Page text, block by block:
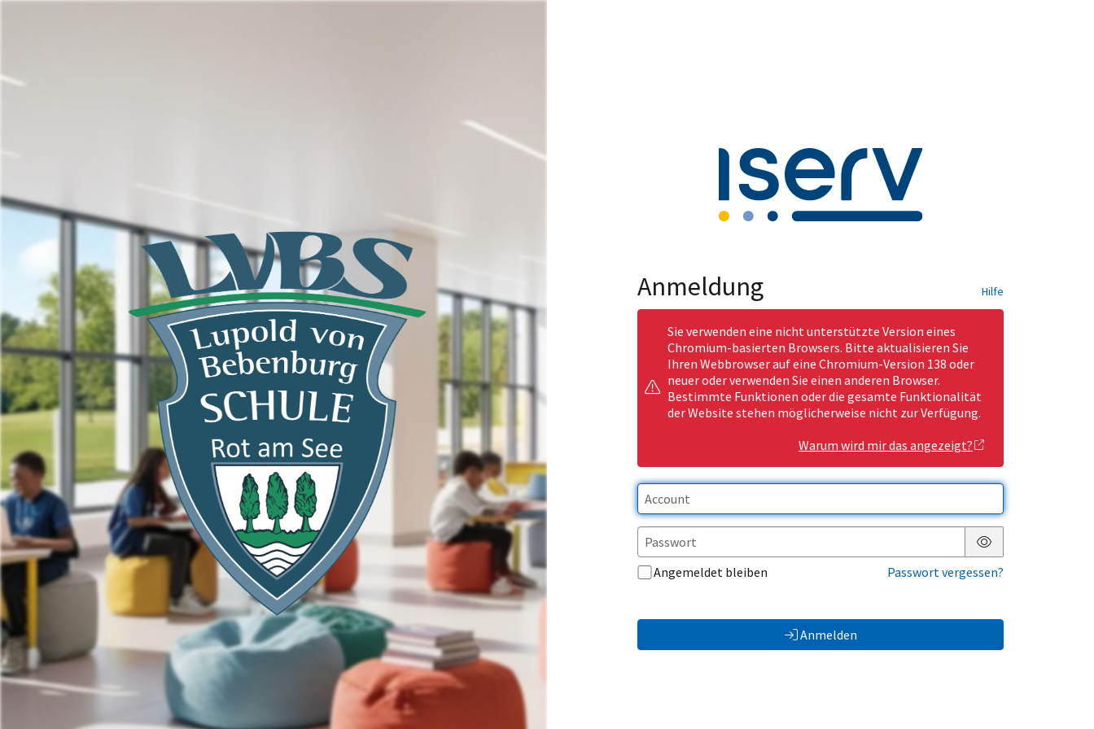
Anmeldung Hilfe
Sie verwenden eine nicht unterstützte Version eines
Chromium-basierten Browsers. Bitte aktualisieren Sie
Ihren Webbrowser auf eine Chromium-Version 138 oder
neuer oder verwenden Sie einen anderen Browser.
Bestimmte Funktionen oder die gesamte Funktionalität
der Website stehen möglicherweise nicht zur Verfügung.
Warum wird mir das angezeigt?
Passwort anzeigen
Angemeldet bleiben
Passwort vergessen?
Anmelden